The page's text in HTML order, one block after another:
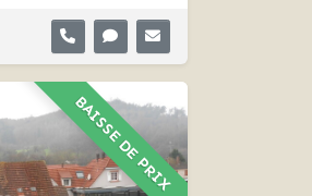
BAISSE DE PRIX